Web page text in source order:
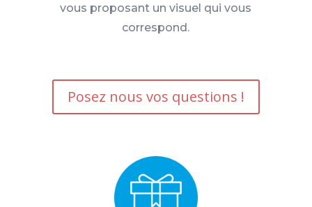
vous proposant un visuel qui vous
correspond.
Posez nous vos questions !